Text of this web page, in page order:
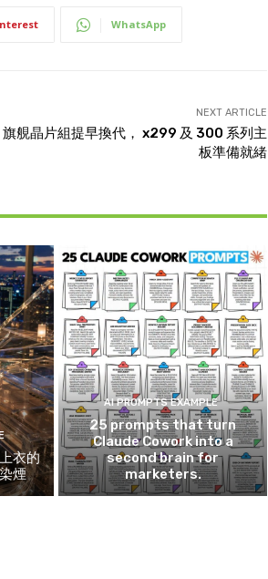
WhatsApp
NEXT ARTICLE
䚀晶片組提早換代， x299 及 300 系列主
板準備就緒
衣的
煙
AI PROMPTS EXAMPLE
25 prompts that turn
Claude Cowork into a
second brain for
marketers.